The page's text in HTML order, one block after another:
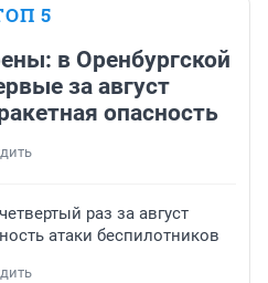
5
в Оренбургской
за август
опасность
раз за август
атаки беспилотников